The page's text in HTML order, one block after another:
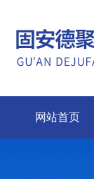
网站首页